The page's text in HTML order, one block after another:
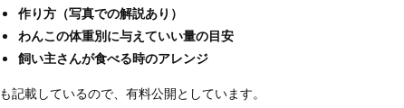
作り方（写真での解説あり）
わんこの体重別に与えていい量の目安
飼い主さんが食べる時のアレンジ
も記載しているので、有料公開としています。